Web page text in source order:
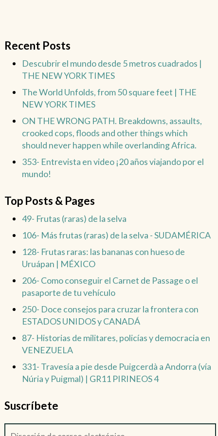
Recent Posts
Descubrir el mundo desde 5 metros cuadrados |
THE NEW YORK TIMES
The World Unfolds, from 50 square feet | THE
NEW YORK TIMES
ON THE WRONG PATH. Breakdowns, assaults,
crooked cops, floods and other things which
should never happen while overlanding Africa.
353- Entrevista en video ¡20 años viajando por el
mundo!
Top Posts & Pages
49- Frutas (raras) de la selva
106- Más frutas (raras) de la selva - SUDAMÉRICA
128- Frutas raras: las bananas con hueso de
Uruápan | MÉXICO
206- Como conseguir el Carnet de Passage o el
pasaporte de tu vehículo
250- Doce consejos para cruzar la frontera con
ESTADOS UNIDOS y CANADÁ
87- Historias de militares, policías y democracia en
VENEZUELA
331- Travesía a pie desde Puigcerdà a Andorra (vía
Núria y Puigmal) | GR11 PIRINEOS 4
Suscríbete